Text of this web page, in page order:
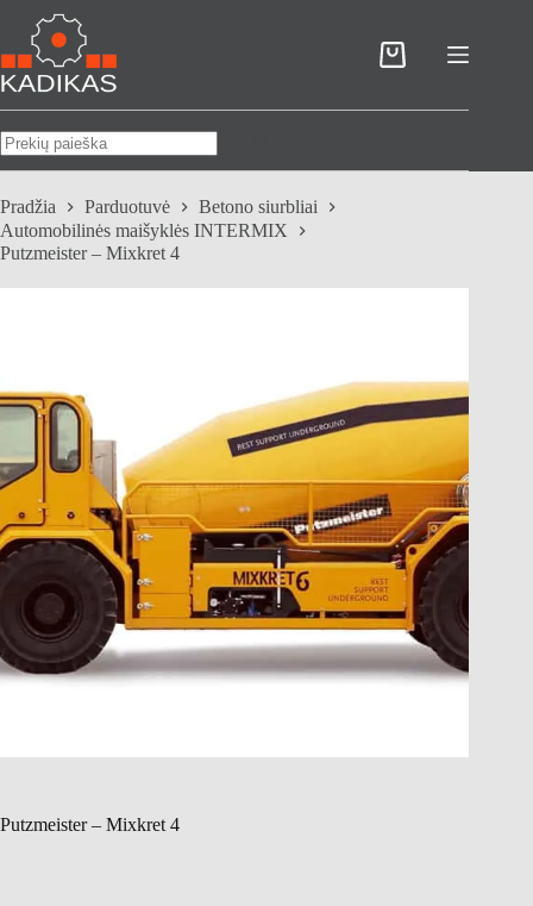
content
Pirkinių
results
Pradžia Parduotuvė
Betono siurbliai
Automobilinės maišyklės INTERMIX
Putzmeister – Mixkret 4
Putzmeister – Mixkret 4